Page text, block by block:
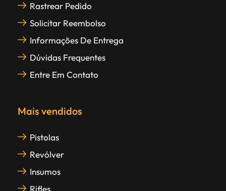
Rastrear Pedido
Solicitar Reembolso
Informações De Entrega
Dúvidas Frequentes
Entre Em Contato
Mais vendidos
Pistolas
Revólver
Insumos